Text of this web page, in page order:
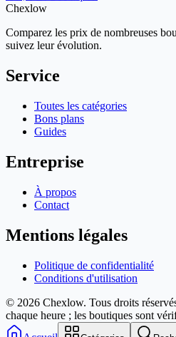
Chexlow
Comparez les prix de nombreuses
suivez leur évolution.
Service
Toutes les catégories
Bons plans
Guides
Entreprise
À propos
Contact
Mentions légales
Politique de confidentialité
Conditions d'utilisation
© 2026 Chexlow. Tous droits
chaque heure ; les boutiques sont